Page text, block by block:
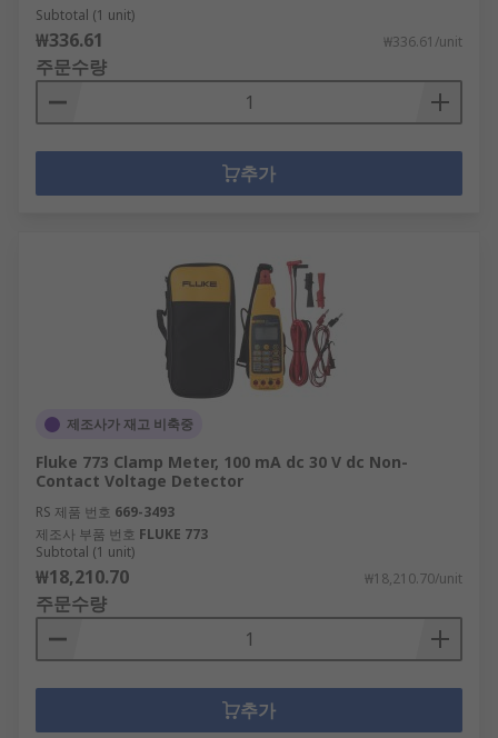
Subtotal (1 unit)
₩336.61 ₩336.61/unit
주문수량
추가
제조사가 재고 비축중
Fluke 773 Clamp Meter, 100 mA dc 30 V dc Non-
Contact Voltage Detector
RS 제품 번호 669-3493
제조사 부품 번호 FLUKE 773
Subtotal (1 unit)
₩18,210.70 ₩18,210.70/unit
주문수량
추가